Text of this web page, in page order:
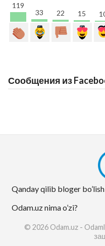
119
33 22 15
Сообщения из
Qanday qilib bloger
Odam.uz nima o’zi?
© 2026 Odam.uz -